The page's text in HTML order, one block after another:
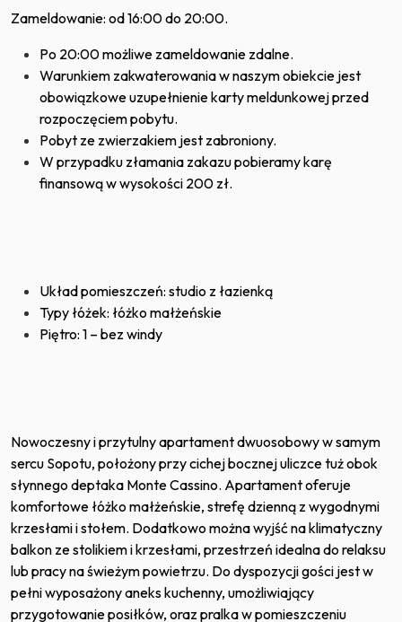
Zameldowanie: od 16:00 do 20:00.
Po 20:00 możliwe zameldowanie zdalne.
Warunkiem zakwaterowania w naszym obiekcie jest
obowiązkowe uzupełnienie karty meldunkowej przed
rozpoczęciem pobytu.
Pobyt ze zwierzakiem jest zabroniony.
W przypadku złamania zakazu pobieramy karę
finansową w wysokości 200 zł.
Układ pomieszczeń: studio z łazienką
Typy łóżek: łóżko małżeńskie
Piętro: 1 – bez windy
Nowoczesny i przytulny apartament dwuosobowy w samym
sercu Sopotu, położony przy cichej bocznej uliczce tuż obok
słynnego deptaka Monte Cassino. Apartament oferuje
komfortowe łóżko małżeńskie, strefę dzienną z wygodnymi
krzesłami i stołem. Dodatkowo można wyjść na klimatyczny
balkon ze stolikiem i krzesłami, przestrzeń idealna do relaksu
lub pracy na świeżym powietrzu. Do dyspozycji gości jest w
pełni wyposażony aneks kuchenny, umożliwiający
przygotowanie posiłków, oraz pralka w pomieszczeniu